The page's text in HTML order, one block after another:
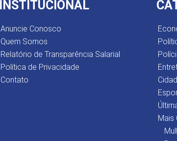
INSTITUCIONAL
Anuncie Conosco
Quem Somos
Relatório de Transparência Salarial
Política de Privacidade
Contato
Mais